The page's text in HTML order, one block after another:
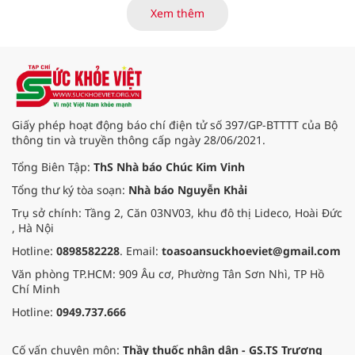
là những nội dung trọng tâm được
báo cáo tại Hội thảo khoa học cập
Xem thêm
Giấy phép hoạt động báo chí điện tử số 397/GP-BTTTT của Bộ
thông tin và truyền thông cấp ngày 28/06/2021.
Tổng Biên Tập: ThS Nhà báo Chúc Kim Vinh
Tổng thư ký tòa soạn: Nhà báo Nguyễn Khải
Trụ sở chính: Tầng 2, Căn 03NV03, khu đô thị Lideco, Hoài Đức
, Hà Nội
Hotline: 0898582228. Email: toasoansuckhoeviet@gmail.com
Văn phòng TP.HCM: 909 Âu cơ, Phường Tân Sơn Nhì, TP Hồ
Chí Minh
Hotline: 0949.737.666
Cố vấn chuyên môn: Thầy thuốc nhân dân - GS.TS Trương